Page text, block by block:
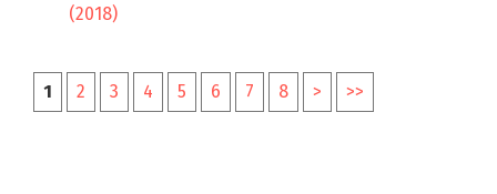
(2018)
1 2 3 4 5 6 7 8 > >>